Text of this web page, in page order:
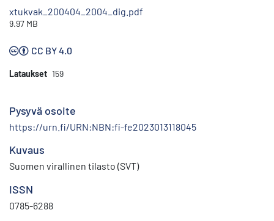
xtukvak_200404_2004_dig.pdf
9.97 MB
CC BY 4.0
Lataukset 159
Pysyvä osoite
https://urn.fi/URN:NBN:fi-fe2023013118045
Kuvaus
Suomen virallinen tilasto (SVT)
ISSN
0785-6288